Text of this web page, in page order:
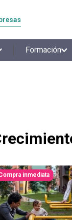
Formación
inmediata